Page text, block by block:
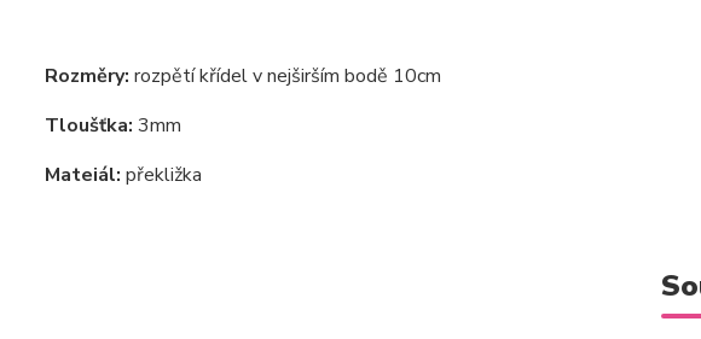
Rozměry: rozpětí křídel v nejširším bodě 10cm
Tloušťka: 3mm
Mateiál: překližka